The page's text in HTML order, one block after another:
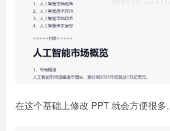
在这个基础上修改 PPT 就会方便很多。